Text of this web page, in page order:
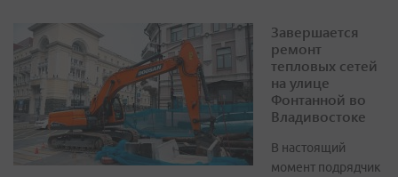
Завершается
ремонт
тепловых сетей
на улице
Фонтанной во
Владивостоке
В настоящий
момент подрядчик